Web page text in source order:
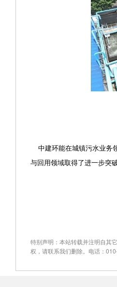
中建环能在城镇污水业务
与回用领域取得了进一步突
特别声明：本站转载并注明自其
权，请联系我们删除。电话：